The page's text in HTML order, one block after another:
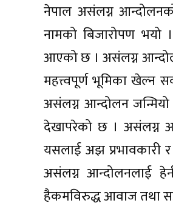
नेपाल असंलग्न
नामको बिजारोपण
आएको छ । असंलग्न
महत्त्वपूर्ण भूमिका खेल्न
असंलग्न आन्दोलन जन्मियो
देखापरेको छ । असंलग्न
यसलाई अझ प्रभावकारी
असंलग्न आन्दोलनलाई
हैकमविरुद्ध आवाज तथा